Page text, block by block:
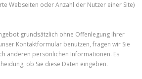
Webseiten oder Anzahl der Nutzer einer Site)
grundsätzlich ohne Offenlegung Ihrer
Kontaktformular benutzen, fragen wir Sie
anderen persönlichen Informationen. Es
ob Sie diese Daten eingeben.